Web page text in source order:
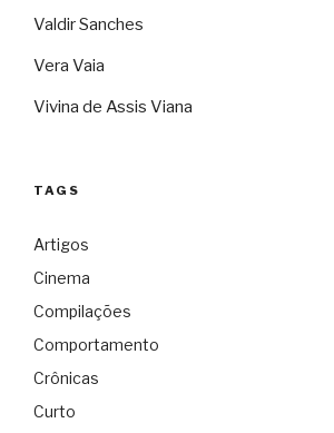
Valdir Sanches
Vera Vaia
Vivina de Assis Viana
TAGS
Artigos
Cinema
Compilações
Comportamento
Crônicas
Curto